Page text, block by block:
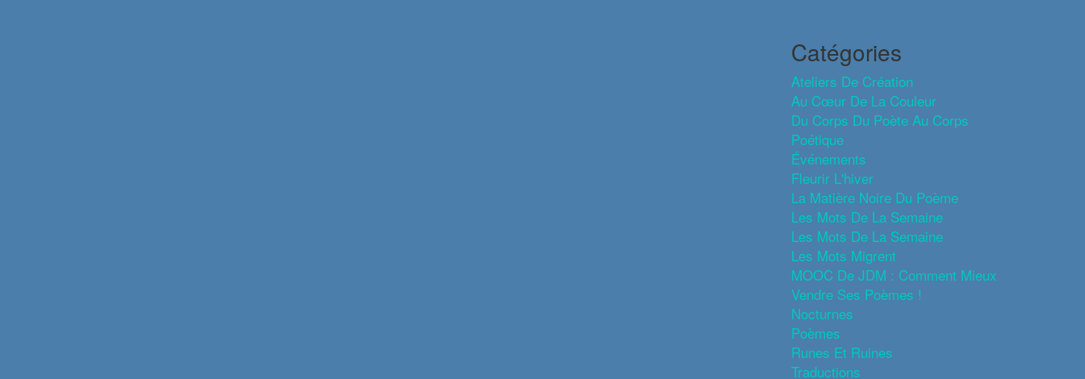
Catégories
Ateliers De Création
Au Cœur De La Couleur
Du Corps Du Poète Au Corps
Poétique
Événements
Fleurir L'hiver
La Matière Noire Du Poème
Les Mots De La Semaine
Les Mots De La Semaine
Les Mots Migrent
MOOC De JDM : Comment Mieux
Vendre Ses Poèmes !
Nocturnes
Poèmes
Runes Et Ruines
Traductions